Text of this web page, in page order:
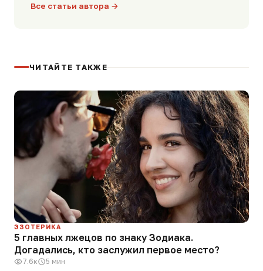
Все статьи автора →
ЧИТАЙТЕ ТАКЖЕ
ЭЗОТЕРИКА
5 главных лжецов по знаку Зодиака.
Догадались, кто заслужил первое место?
7.6к 5 мин